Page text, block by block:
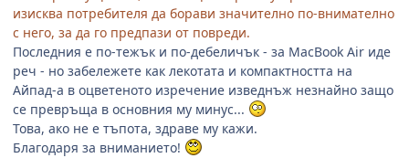
изисква потребителя да борави значително по-внимателно
с него, за да го предпази от повреди.
Последния е по-тежък и по-дебеличък - за MacBook Air иде
реч - но забележете как лекотата и компактността на
Айпад-а в оцветеното изречение изведнъж незнайно защо
се превръща в основния му минус...
Това, ако не е тъпота, здраве му кажи.
Благодаря за вниманието!